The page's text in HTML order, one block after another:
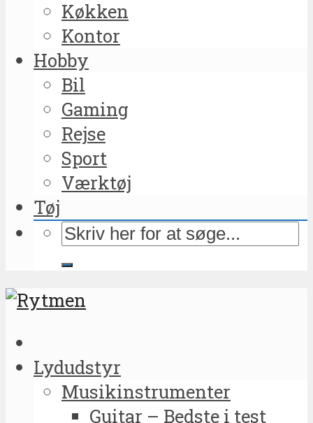
Køkken
Kontor
Hobby
Bil
Gaming
Rejse
Sport
Værktøj
Tøj
Lydudstyr
Musikinstrumenter
Guitar – Bedste i test